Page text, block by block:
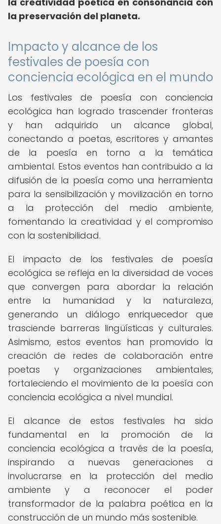
la preservación del planeta.
Impacto y alcance de los
festivales de poesía con
conciencia ecológica en el mundo
Los festivales de poesía con conciencia
ecológica han logrado trascender fronteras
y han adquirido un alcance global,
conectando a poetas, escritores y amantes
de la poesía en torno a la temática
ambiental. Estos eventos han contribuido a la
difusión de la poesía como una herramienta
para la sensibilización y movilización en torno
a la protección del medio ambiente,
fomentando la creatividad y el compromiso
con la sostenibilidad.
El impacto de los festivales de poesía
ecológica se refleja en la diversidad de voces
que convergen para abordar la relación
entre la humanidad y la naturaleza,
generando un diálogo enriquecedor que
trasciende barreras lingüísticas y culturales.
Asimismo, estos eventos han promovido la
creación de redes de colaboración entre
poetas y organizaciones ambientales,
fortaleciendo el movimiento de la poesía con
conciencia ecológica a nivel mundial.
El alcance de estos festivales ha sido
fundamental en la promoción de la
conciencia ecológica a través de la poesía,
inspirando a nuevas generaciones a
involucrarse en la protección del medio
ambiente y a reconocer el poder
transformador de la palabra poética en la
construcción de un mundo más sostenible.